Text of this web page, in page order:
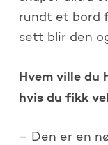
rundt et bord
sett blir den
Hvem ville du
hvis du fikk
– Den er en